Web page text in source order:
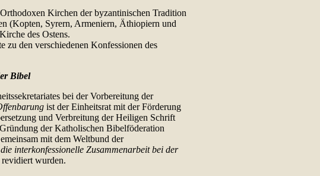
Kirchen der byzantinischen Tradition
(Kopten, Syrern, Armeniern, Äthiopiern und
des Ostens.
den verschiedenen Konfessionen des
Bibel
bei der Vorbereitung der
ist der Einheitsrat mit der Förderung
und Verbreitung der Heiligen Schrift
der Katholischen Bibelföderation
mit dem Weltbund der
interkonfessionelle Zusammenarbeit bei der
wurden.